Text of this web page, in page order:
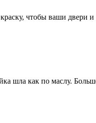
чтобы ваши двери
шла как по маслу.